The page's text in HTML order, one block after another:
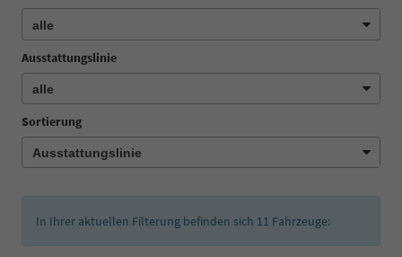
Ausstattungslinie
Sortierung
In Ihrer aktuellen Filterung befinden sich 11 Fahrzeuge: